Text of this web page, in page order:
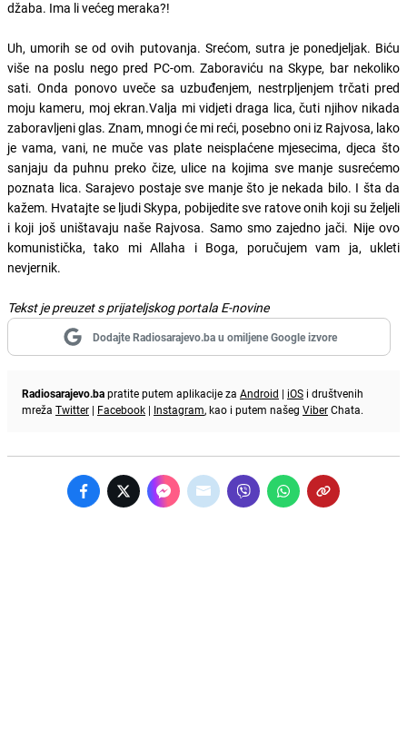
džaba. Ima li većeg meraka?!
Uh, umorih se od ovih putovanja. Srećom, sutra je ponedjeljak. Biću
više na poslu nego pred PC-om. Zaboraviću na Skype, bar nekoliko
sati. Onda ponovo uveče sa uzbuđenjem, nestrpljenjem trčati pred
moju kameru, moj ekran.Valja mi vidjeti draga lica, čuti njihov nikada
zaboravljeni glas. Znam, mnogi će mi reći, posebno oni iz Rajvosa, lako
je vama, vani, ne muče vas plate neisplaćene mjesecima, djeca što
sanjaju da puhnu preko čize, ulice na kojima sve manje susrećemo
poznata lica. Sarajevo postaje sve manje što je nekada bilo. I šta da
kažem. Hvatajte se ljudi Skypa, pobijedite sve ratove onih koji su željeli
i koji još uništavaju naše Rajvosa. Samo smo zajedno jači. Nije ovo
komunistička, tako mi Allaha i Boga, poručujem vam ja, ukleti
nevjernik.
Tekst je preuzet s prijateljskog portala E-novine
Dodajte Radiosarajevo.ba u omiljene Google izvore
Radiosarajevo.bapratite putem aplikacije za Android | iOS i društvenih
mreža Twitter | Facebook | Instagram, kao i putem našeg ViberChata.